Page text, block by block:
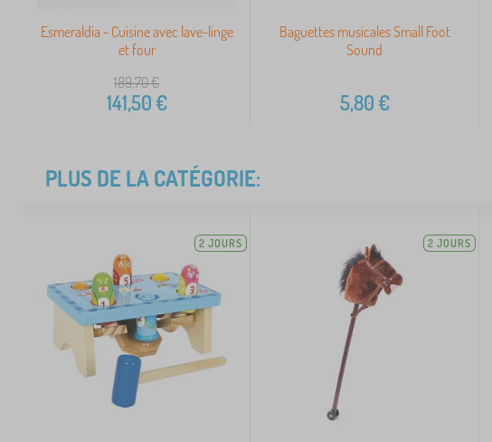
Esmeraldia - Cuisine avec lave-linge
et four
189,70€
141,50€
Baguettes musicales Small Foot
Sound
5,80€
PLUS DE LA CATÉGORIE:
2 JOURS 2 JOURS